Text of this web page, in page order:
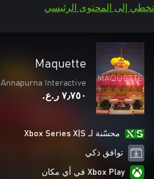
تخطي إلى المحتوى الرئيسي
Maquette
Annapurna Interactive
٧٫٧٥٠ ر.ع.‏
محسّنة لـ Xbox Series X|S
توافق ذكي
Xbox Play في أي مكان